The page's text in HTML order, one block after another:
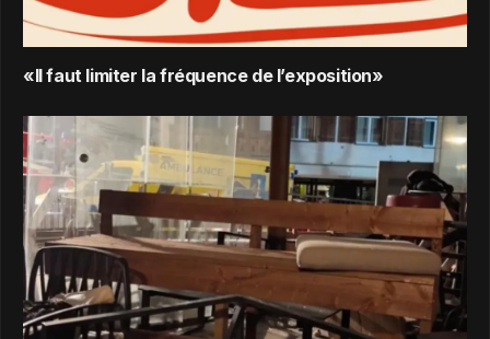
«Il faut limiter la fréquence de l’exposition»